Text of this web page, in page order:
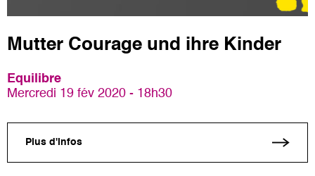
Mutter Courage und ihre Kinder
Equilibre
Mercredi 19 fév 2020 - 18h30
Plus d'infos